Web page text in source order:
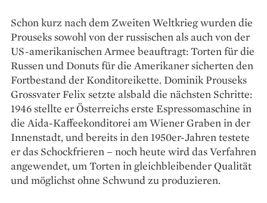
Schon kurz nach dem Zweiten Weltkrieg wurden die
Prouseks sowohl von der russischen als auch von der
US-amerikanischen Armee beauftragt: Torten für die
Russen und Donuts für die Amerikaner sicherten den
Fortbestand der Konditoreikette. Dominik Prouseks
Grossvater Felix setzte alsbald die nächsten Schritte:
1946 stellte er Österreichs erste Espressomaschine in
die Aida-Kaffeekonditorei am Wiener Graben in der
Innenstadt, und bereits in den 1950er-Jahren testete
er das Schockfrieren – noch heute wird das Verfahren
angewendet, um Torten in gleichbleibender Qualität
und möglichst ohne Schwund zu produzieren.